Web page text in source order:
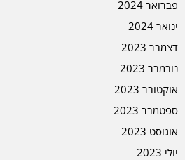
פברואר 2024
ינואר 2024
דצמבר 2023
נובמבר 2023
אוקטובר 2023
ספטמבר 2023
אוגוסט 2023
יולי 2023